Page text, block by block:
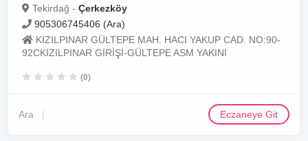
Tekirdağ - Çerkezköy
905306745406 (Ara)
KIZILPINAR GÜLTEPE MAH. HACI YAKUP CAD. NO:90-
92CKIZILPINAR GİRİŞİ-GÜLTEPE ASM YAKINI
(0)
Ara Eczaneye Git